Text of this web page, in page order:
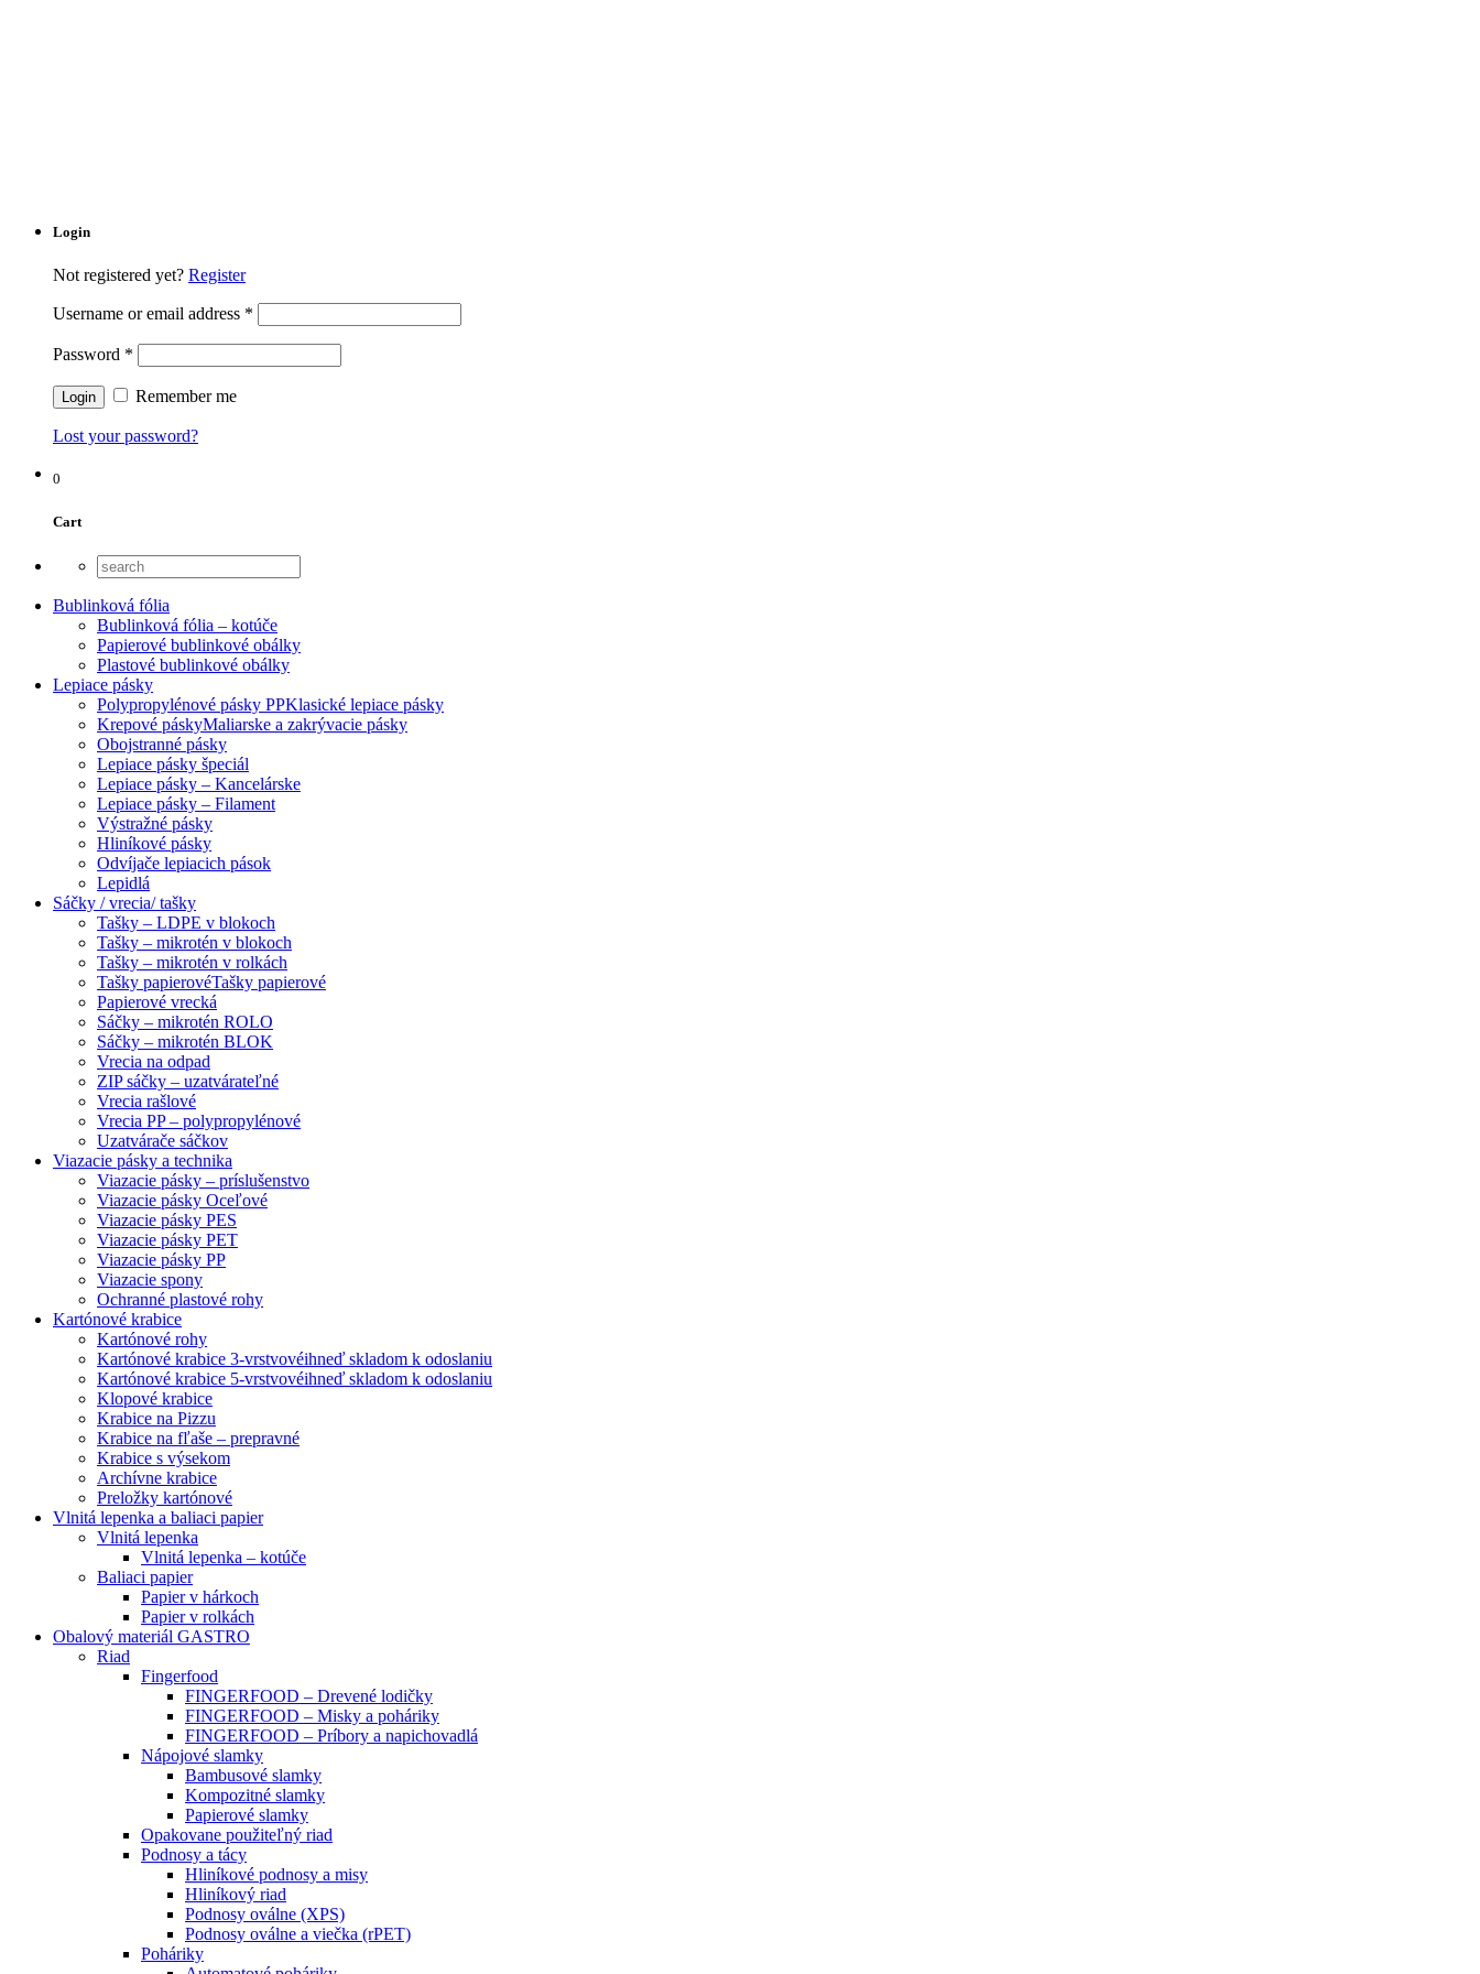
Login
Not registered yet? Register
Username or email address *
Password *
Remember me
Lost your password?
0
Cart
Bublinková fólia
Bublinková fólia – kotúče
Papierové bublinkové obálky
Plastové bublinkové obálky
Lepiace pásky
Polypropylénové pásky PPKlasické lepiace pásky
Krepové páskyMaliarske a zakrývacie pásky
Obojstranné pásky
Lepiace pásky špeciál
Lepiace pásky – Kancelárske
Lepiace pásky – Filament
Výstražné pásky
Hliníkové pásky
Odvíjače lepiacich pások
Lepidlá
Sáčky / vrecia/ tašky
Tašky – LDPE v blokoch
Tašky – mikrotén v blokoch
Tašky – mikrotén v rolkách
Tašky papierovéTašky papierové
Papierové vrecká
Sáčky – mikrotén ROLO
Sáčky – mikrotén BLOK
Vrecia na odpad
ZIP sáčky – uzatvárateľné
Vrecia rašlové
Vrecia PP – polypropylénové
Uzatvárače sáčkov
Viazacie pásky a technika
Viazacie pásky – príslušenstvo
Viazacie pásky Oceľové
Viazacie pásky PES
Viazacie pásky PET
Viazacie pásky PP
Viazacie spony
Ochranné plastové rohy
Kartónové krabice
Kartónové rohy
Kartónové krabice 3-vrstvovéihneď skladom k odoslaniu
Kartónové krabice 5-vrstvovéihneď skladom k odoslaniu
Klopové krabice
Krabice na Pizzu
Krabice na fľaše – prepravné
Krabice s výsekom
Archívne krabice
Preložky kartónové
Vlnitá lepenka a baliaci papier
Vlnitá lepenka
Vlnitá lepenka – kotúče
Baliaci papier
Papier v hárkoch
Papier v rolkách
Obalový materiál GASTRO
Riad
Fingerfood
FINGERFOOD – Drevené lodičky
FINGERFOOD – Misky a poháriky
FINGERFOOD – Príbory a napichovadlá
Nápojové slamky
Bambusové slamky
Kompozitné slamky
Papierové slamky
Opakovane použiteľný riad
Podnosy a tácy
Hliníkové podnosy a misy
Hliníkový riad
Podnosy oválne (XPS)
Podnosy oválne a viečka (rPET)
Poháriky